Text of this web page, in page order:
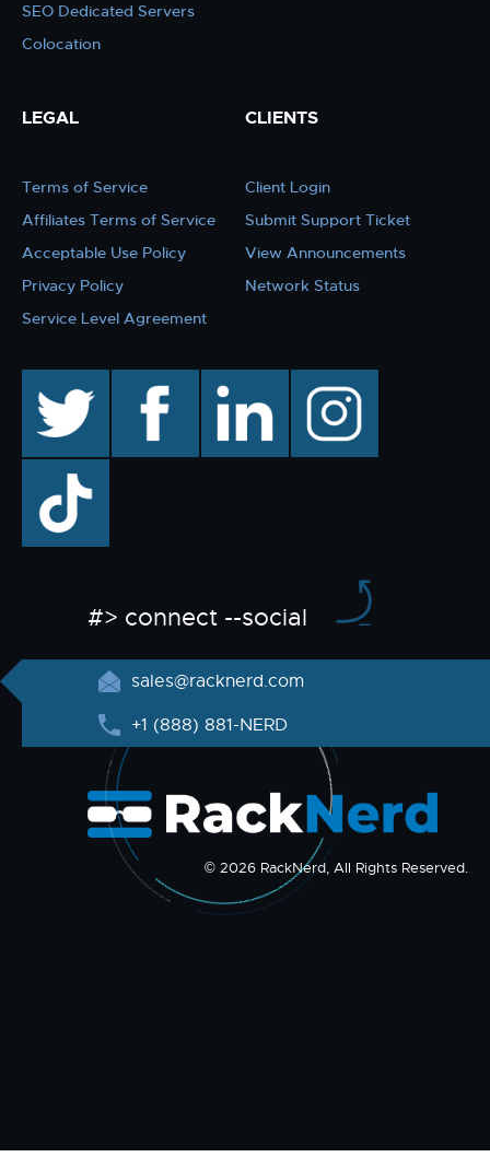
SEO Dedicated Servers
Colocation
LEGAL
Terms of Service
Affiliates Terms of Service
Acceptable Use Policy
Privacy Policy
Service Level Agreement
CLIENTS
Client Login
Submit Support Ticket
View Announcements
Network Status
facebook linkedin instagram
TikTok
#> connect --social
sales@racknerd.com
+1 (888) 881-NERD
© 2026 RackNerd, All Rights Reserved.